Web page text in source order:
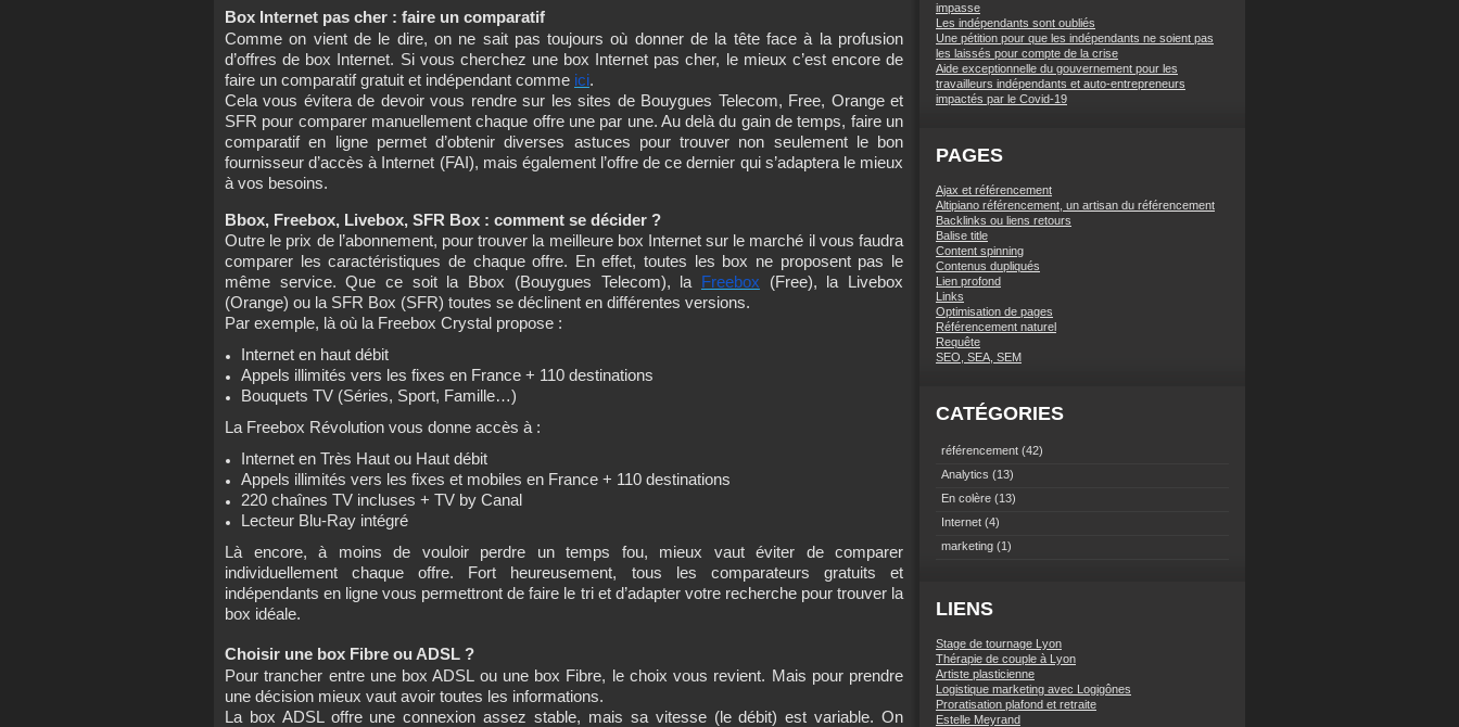
Box Internet pas cher : faire un comparatif
Comme on vient de le dire, on ne sait pas toujours où donner de la tête face à la profusion
d’offres de box Internet. Si vous cherchez une box Internet pas cher, le mieux c’est encore de
faire un comparatif gratuit et indépendant comme ici.
Cela vous évitera de devoir vous rendre sur les sites de Bouygues Telecom, Free, Orange et
SFR pour comparer manuellement chaque offre une par une. Au delà du gain de temps, faire un
comparatif en ligne permet d’obtenir diverses astuces pour trouver non seulement le bon
fournisseur d’accès à Internet (FAI), mais également l’offre de ce dernier qui s’adaptera le mieux
à vos besoins.
Bbox, Freebox, Livebox, SFR Box : comment se décider ?
Outre le prix de l’abonnement, pour trouver la meilleure box Internet sur le marché il vous faudra
comparer les caractéristiques de chaque offre. En effet, toutes les box ne proposent pas le
même service. Que ce soit la Bbox (Bouygues Telecom), la
Freebox (Free), la Livebox
(Orange) ou la SFR Box (SFR) toutes se déclinent en différentes versions.
Par exemple, là où la Freebox Crystal propose :
Internet en haut débit
Appels illimités vers les fixes en France + 110 destinations
Bouquets TV (Séries, Sport, Famille…)
La Freebox Révolution vous donne accès à :
Internet en Très Haut ou Haut débit
Appels illimités vers les fixes et mobiles en France + 110 destinations
220 chaînes TV incluses + TV by Canal
Lecteur Blu-Ray intégré
Là encore, à moins de vouloir perdre un temps fou, mieux vaut éviter de comparer
individuellement chaque offre. Fort heureusement, tous les comparateurs gratuits et
indépendants en ligne vous permettront de faire le tri et d’adapter votre recherche pour trouver la
box idéale.
Choisir une box Fibre ou ADSL ?
Pour trancher entre une box ADSL ou une box Fibre, le choix vous revient. Mais pour prendre
une décision mieux vaut avoir toutes les informations.
La box ADSL offre une connexion assez stable, mais sa vitesse (le débit) est variable. On
impasse
Les indépendants sont oubliés
Une pétition pour que les indépendants ne soient pas
les laissés pour compte de la crise
Aide exceptionnelle du gouvernement pour les
travailleurs indépendants et auto-entrepreneurs
impactés par le Covid-19
PAGES
Ajax et référencement
Altipiano référencement, un artisan du référencement
Backlinks ou liens retours
Balise title
Content spinning
Contenus dupliqués
Lien profond
Links
Optimisation de pages
Référencement naturel
Requête
SEO, SEA, SEM
CATÉGORIES
référencement (42)
Analytics (13)
En colère (13)
Internet (4)
marketing (1)
LIENS
Stage de tournage Lyon
Thérapie de couple à Lyon
Artiste plasticienne
Logistique marketing avec Logigônes
Proratisation plafond et retraite
Estelle Meyrand